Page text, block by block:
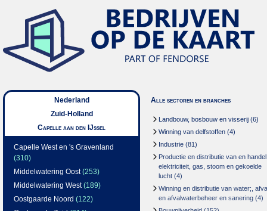
Nederland
Zuid-Holland
Capelle aan den IJssel
Capelle West en 's Gravenland
(310)
Middelwatering Oost(253)
Middelwatering West(189)
Oostgaarde Noord (122)
Alle sectoren en branches
Landbouw, bosbouw en visserij (6)
Winning van delfstoffen (4)
Industrie (81)
Productie en distributie van en
elektriciteit, gas, stoom en gekoelde
lucht (4)
Winning en distributie van water;,
en afvalwaterbeheer en sanering (4)